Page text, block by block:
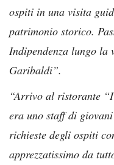
ospiti in una visita
patrimonio storico.
Indipendenza lungo la
Garibaldi”.
“Arrivo al ristorante
era uno staff di
richieste degli ospiti
apprezzatissimo da